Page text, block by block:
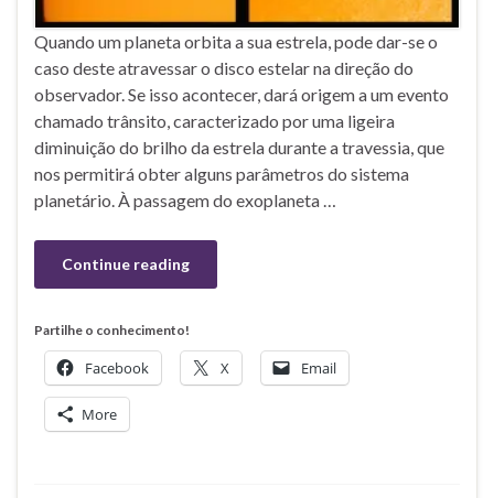
Quando um planeta orbita a sua estrela, pode dar-se o
caso deste atravessar o disco estelar na direção do
observador. Se isso acontecer, dará origem a um evento
chamado trânsito, caracterizado por uma ligeira
diminuição do brilho da estrela durante a travessia, que
nos permitirá obter alguns parâmetros do sistema
planetário. À passagem do exoplaneta …
Continue reading
Partilhe o conhecimento!
Facebook X Email
More